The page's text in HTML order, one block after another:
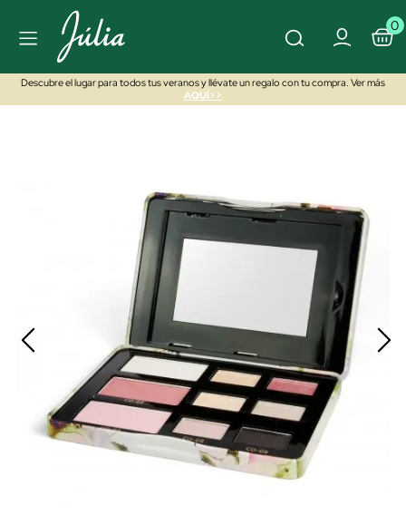
0
Descubre el lugar para todos tus veranos y llévate un regalo con tu compra. Ver más
AQUÍ>>